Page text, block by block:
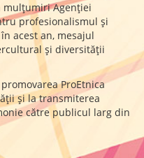
mulțumiri Agenției
profesionalismul și
acest an, mesajul
și diversității
ProEtnica
și la transmiterea
către publicul larg din